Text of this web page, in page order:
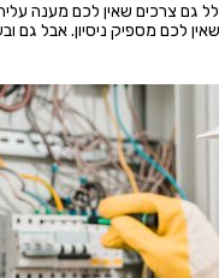
גם צרכים שאין לכם מענה
לכם מספיק ניסיון. אבל גם